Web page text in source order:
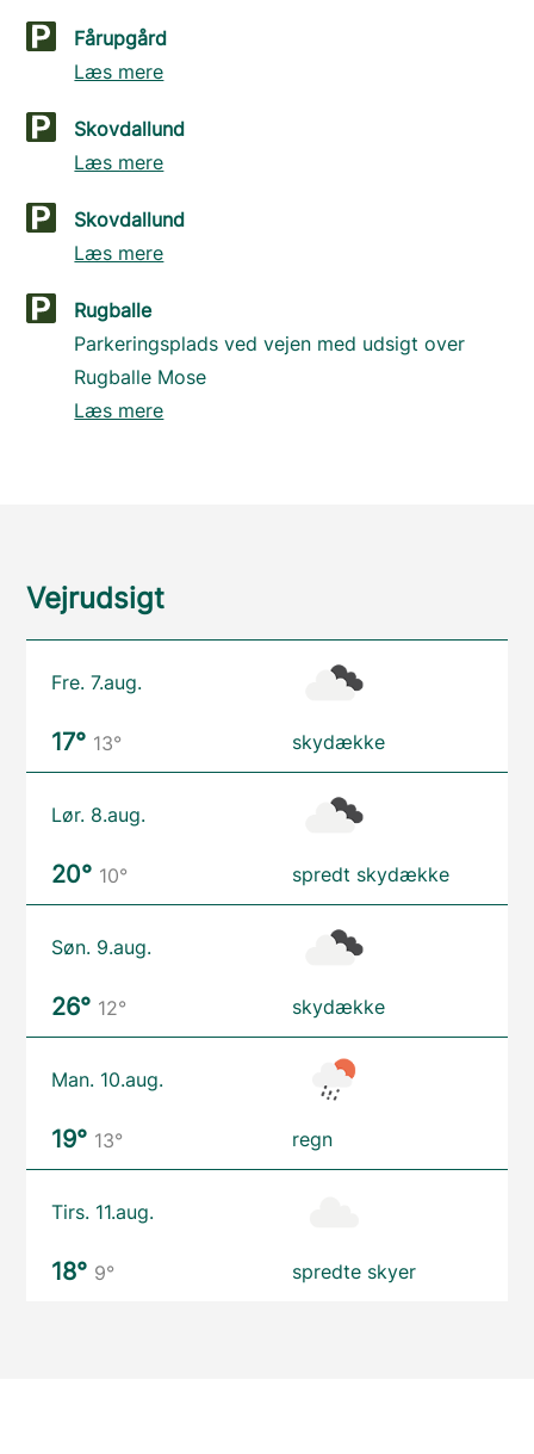
Fårupgård
Læs mere
Skovdallund
Læs mere
Skovdallund
Læs mere
Rugballe
Parkeringsplads ved vejen med udsigt over
Rugballe Mose
Læs mere
Vejrudsigt
Fre. 7.aug.
17° 13° skydække
Lør. 8.aug.
20° 10° spredt skydække
Søn. 9.aug.
26° 12° skydække
Man. 10.aug.
19° 13° regn
Tirs. 11.aug.
18° 9° spredte skyer